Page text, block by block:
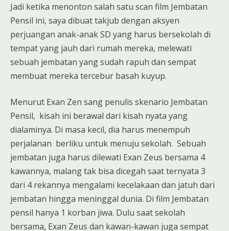
Jadi ketika menonton salah satu scan film Jembatan
Pensil ini, saya dibuat takjub dengan aksyen
perjuangan anak-anak SD yang harus bersekolah di
tempat yang jauh dari rumah mereka, melewati
sebuah jembatan yang sudah rapuh dan sempat
membuat mereka tercebur basah kuyup.
Menurut Exan Zen sang penulis skenario Jembatan
Pensil, kisah ini berawal dari kisah nyata yang
dialaminya. Di masa kecil, dia harus menempuh
perjalanan berliku untuk menuju sekolah. Sebuah
jembatan juga harus dilewati Exan Zeus bersama 4
kawannya, malang tak bisa dicegah saat ternyata 3
dari 4 rekannya mengalami kecelakaan dan jatuh dari
jembatan hingga meninggal dunia. Di film Jembatan
pensil hanya 1 korban jiwa. Dulu saat sekolah
bersama, Exan Zeus dan kawan-kawan juga sempat